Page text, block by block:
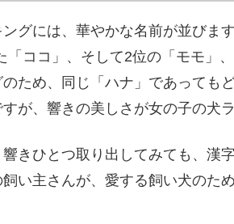
グには、華やかな名前が並びま
「ココ」、そして2位の「モモ」
ため、同じ「ハナ」であっても
が、響きの美しさが女の子の犬
きひとつ取り出してみても、漢
い主さんが、愛する飼い犬のた